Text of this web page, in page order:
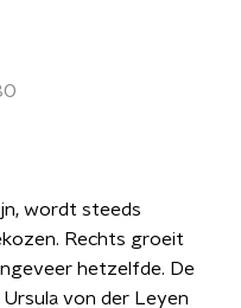
wordt steeds
Rechts groeit
hetzelfde. De
Ursula von der Leyen